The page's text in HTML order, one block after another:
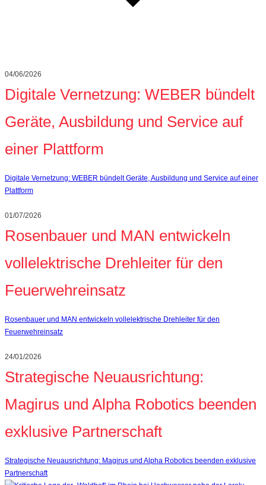
04/06/2026
Digitale Vernetzung: WEBER bündelt
Geräte, Ausbildung und Service auf
einer Plattform
Digitale Vernetzung: WEBER bündelt Geräte, Ausbildung und Service auf einer
Plattform
01/07/2026
Rosenbauer und MAN entwickeln
vollelektrische Drehleiter für den
Feuerwehreinsatz
Rosenbauer und MAN entwickeln vollelektrische Drehleiter für den
Feuerwehreinsatz
24/01/2026
Strategische Neuausrichtung:
Magirus und Alpha Robotics beenden
exklusive Partnerschaft
Strategische Neuausrichtung: Magirus und Alpha Robotics beenden exklusive
Partnerschaft